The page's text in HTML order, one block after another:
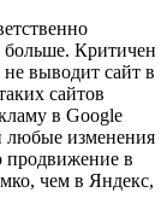
больше. Критичен
не выводит сайт в
сайтов
в Google
любые изменения
продвижение в
чем в Яндекс,